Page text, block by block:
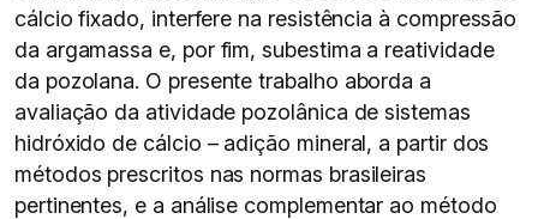
cálcio fixado, interfere na resistência à compressão
da argamassa e, por fim, subestima a reatividade
da pozolana. O presente trabalho aborda a
avaliação da atividade pozolânica de sistemas
hidróxido de cálcio – adição mineral, a partir dos
métodos prescritos nas normas brasileiras
pertinentes, e a análise complementar ao método